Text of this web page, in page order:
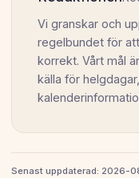
Vi granskar och
regelbundet för
korrekt. Vårt mål
källa för
Senast uppdaterad: 2026-